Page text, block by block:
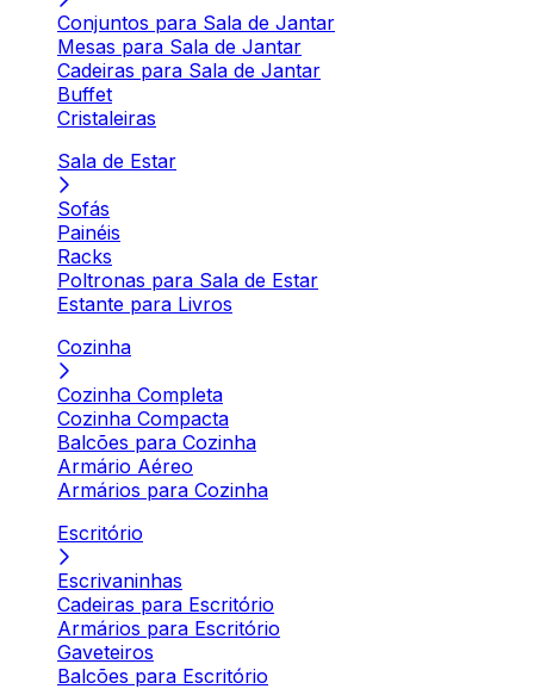
Conjuntos para Sala de Jantar
Mesas para Sala de Jantar
Cadeiras para Sala de Jantar
Buffet
Cristaleiras
Sala de Estar
Sofás
Painéis
Racks
Poltronas para Sala de Estar
Estante para Livros
Cozinha
Cozinha Completa
Cozinha Compacta
Balcões para Cozinha
Armário Aéreo
Armários para Cozinha
Escritório
Escrivaninhas
Cadeiras para Escritório
Armários para Escritório
Gaveteiros
Balcões para Escritório